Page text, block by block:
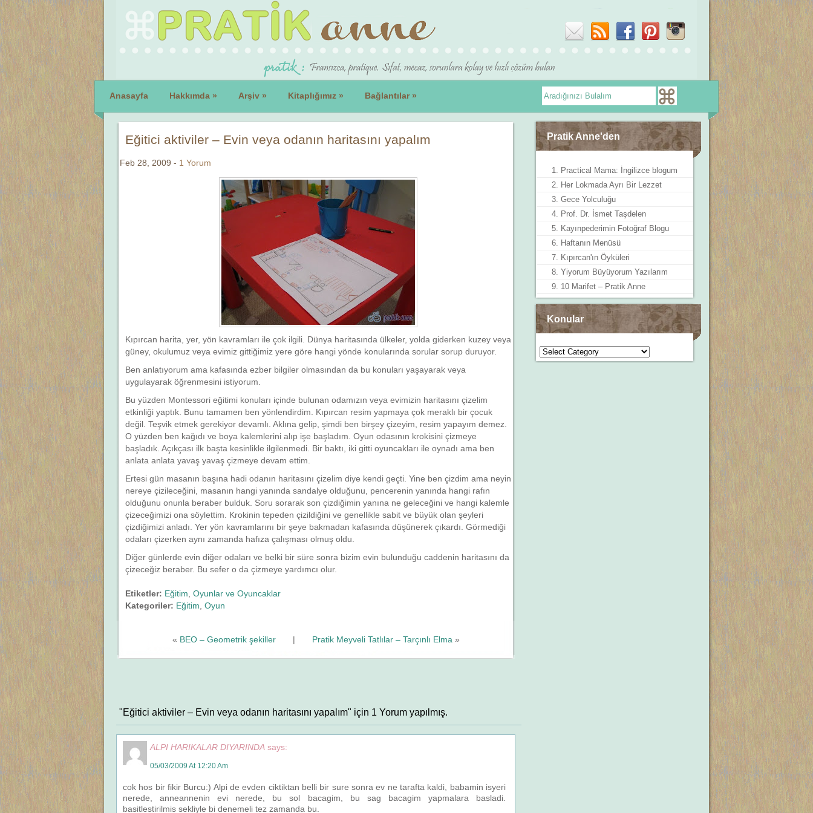
Anasayfa Hakkımda » Arşiv » Kitaplığımız » Bağlantılar»
Eğitici aktiviler – Evin veya odanın haritasını yapalım
Feb 28, 2009 - 1 Yorum
Kıpırcan harita, yer, yön kavramları ile çok ilgili. Dünya haritasında ülkeler, yolda giderken kuzey veya
güney, okulumuz veya evimiz gittiğimiz yere göre hangi yönde konularında sorular sorup duruyor.
Ben anlatıyorum ama kafasında ezber bilgiler olmasından da bu konuları yaşayarak veya
uygulayarak öğrenmesini istiyorum.
Bu yüzden Montessori eğitimi konuları içinde bulunan odamızın veya evimizin haritasını çizelim
etkinliği yaptık. Bunu tamamen ben yönlendirdim. Kıpırcan resim yapmaya çok meraklı bir çocuk
değil. Teşvik etmek gerekiyor devamlı. Aklına gelip, şimdi ben birşey çizeyim, resim yapayım demez.
O yüzden ben kağıdı ve boya kalemlerini alıp işe başladım. Oyun odasının krokisini çizmeye
başladık. Açıkçası ilk başta kesinlikle ilgilenmedi. Bir baktı, iki gitti oyuncakları ile oynadı ama ben
anlata anlata yavaş yavaş çizmeye devam ettim.
Ertesi gün masanın başına hadi odanın haritasını çizelim diye kendi geçti. Yine ben çizdim ama neyin
nereye çizileceğini, masanın hangi yanında sandalye olduğunu, pencerenin yanında hangi rafın
olduğunu onunla beraber bulduk. Soru sorarak son çizdiğimin yanına ne geleceğini ve hangi kalemle
çizeceğimizi ona söylettim. Krokinin tepeden çizildiğini ve genellikle sabit ve büyük olan şeyleri
çizdiğimizi anladı. Yer yön kavramlarını bir şeye bakmadan kafasında düşünerek çıkardı. Görmediği
odaları çizerken aynı zamanda hafıza çalışması olmuş oldu.
Diğer günlerde evin diğer odaları ve belki bir süre sonra bizim evin bulunduğu caddenin haritasını da
çizeceğiz beraber. Bu sefer o da çizmeye yardımcı olur.
Etiketler: Eğitim Oyunlar ve Oyuncaklar
Kategoriler: Eğitim Oyun
« BEO – Geometrik şekiller| Pratik Meyveli Tatlılar – Tarçınlı Elma »
"Eğitici aktiviler – Evin veya odanın haritasını yapalım" için 1 Yorum yapılmış.
ALPI HARIKALAR DIYARINDA says:
05/03/2009 At 12:20 Am
cok hos bir fikir Burcu:) Alpi de evden ciktiktan belli bir sure sonra ev ne tarafta kaldi, babamin isyeri
nerede, anneannenin evi nerede, bu sol bacagim, bu sag bacagim yapmalara basladi.
basitlestirilmis sekliyle bi denemeli tez zamanda bu.
Pratik Anne'den
1. Practical Mama: İngilizce blogum
2. Her Lokmada Ayrı Bir Lezzet
3. Gece Yolculuğu
4. Prof. Dr. İsmet Taşdelen
5. Kayınpederimin Fotoğraf Blogu
6. Haftanın Menüsü
7. Kıpırcan'ın Öyküleri
8. Yiyorum Büyüyorum Yazılarım
9. 10 Marifet – Pratik Anne
Konular
Konular